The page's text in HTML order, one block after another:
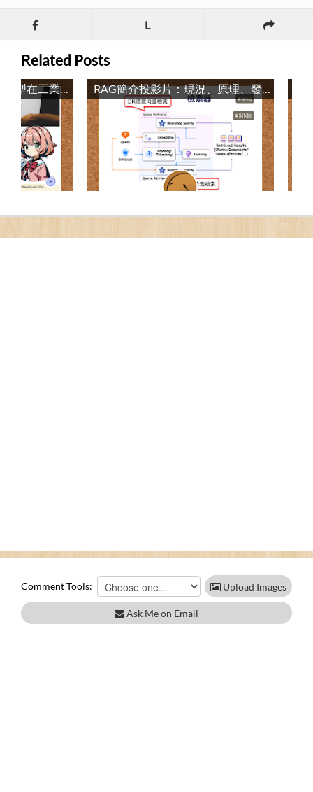
L
Related Posts
演講投影片：大型語言模型在工業領域的潛力 / Slide: The Potential of Large Language Models in Industrial Fields RAG簡介投影片：現況、原理、發展 / RAG Introduction Slides: Current Status, Mechanisms, and Development
Comment Tools: Upload Images
Ask Me on Email